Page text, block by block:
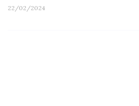
22/02/2024